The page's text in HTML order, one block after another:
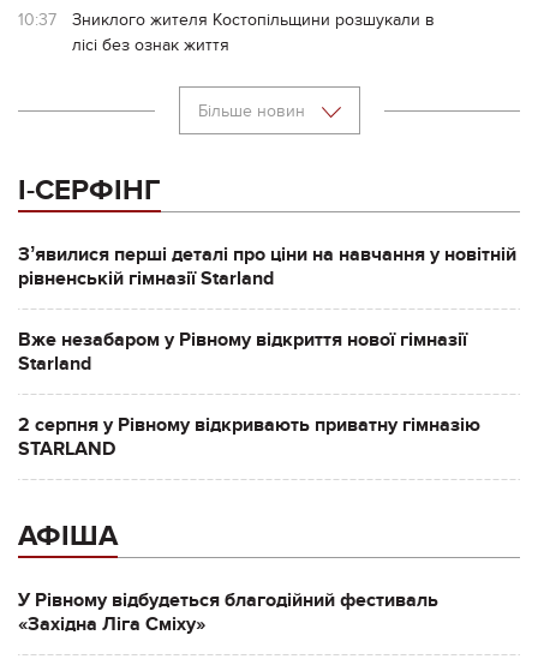
10:37
Зниклого жителя Костопільщини розшукали в
лісі без ознак життя
Більше новин
І-СЕРФІНГ
Зʼявилися перші деталі про ціни на навчання у новітній
рівненській гімназії Starland
Вже незабаром у Рівному відкриття нової гімназії
Starland
2 серпня у Рівному відкривають приватну гімназію
STARLAND
АФІША
У Рівному відбудеться благодійний фестиваль
«Західна Ліга Сміху»